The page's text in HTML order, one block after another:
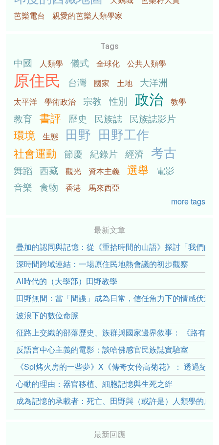
芭樂電台
親愛的芭樂人類學家
Tags
中國 人類學 儀式 全球化 公共人類學
原住民 台灣 國家 土地 大洋洲
太平洋 學術政治 宗教 性別 政治 教學
教育 書評 歷史 民族誌 民族誌影片
環境 生態 田野 田野工作
社會運動 節慶 紀錄片 經濟 考古
舞蹈 西藏 觀光 資本主義 選舉
電影
音樂 食物 香港
馬來西亞
more tags
最新文章
疊加的認同與記憶：從《重拾時間的山語》探討「我們的
深時間跨域連結：一場原住民地熱會議的初步觀察
AI時代的（大學部）田野教學
田野無間：當「間諜」成為日常，信任角力下的情感伏流
波浪下的數位命脈
征路上交織的部落歷史、族群與國家邊界敘事： 《路有
反語言中心主義的電影：談哈佛感官民族誌實驗室
《Spi烤火房的一些夢》X《傳奇女伶高菊花》： 透過紀
心動的理由：器官移植、細胞記憶與生死之絆
成為記憶的承載者：死亡、田野與（或許是）人類學的成
最新回應